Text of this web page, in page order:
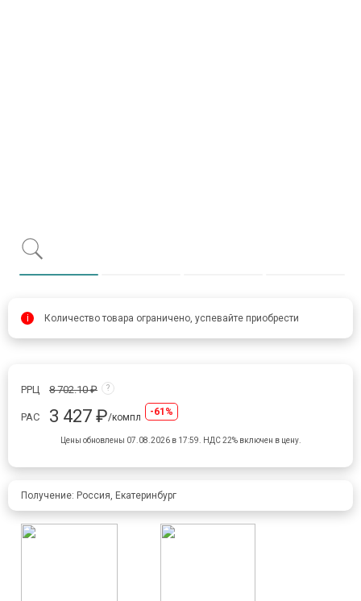
i Количество товара ограничено, успевайте приобрести
РРЦ 8 702.10 ₽ ?
РАС 3 427 ₽/компл -61%
Цены обновлены 07.08.2026 в 17:59. НДС 22% включен в цену.
Получение: Россия, Екатеринбург